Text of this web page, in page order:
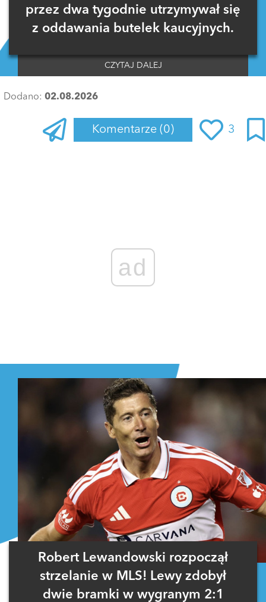
przez dwa tygodnie utrzymywał się
z oddawania butelek kaucyjnych.
CZYTAJ DALEJ
Dodano: 02.08.2026
Komentarze (0) 3
ad
Robert Lewandowski rozpoczął
strzelanie w MLS! Lewy zdobył
dwie bramki w wygranym 2:1